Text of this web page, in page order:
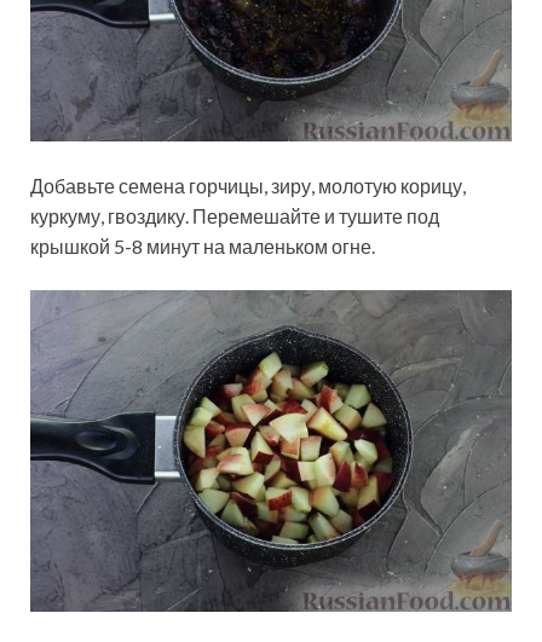
Добавьте семена горчицы, зиру, молотую корицу,
куркуму, гвоздику. Перемешайте и тушите под
крышкой 5-8 минут на маленьком огне.